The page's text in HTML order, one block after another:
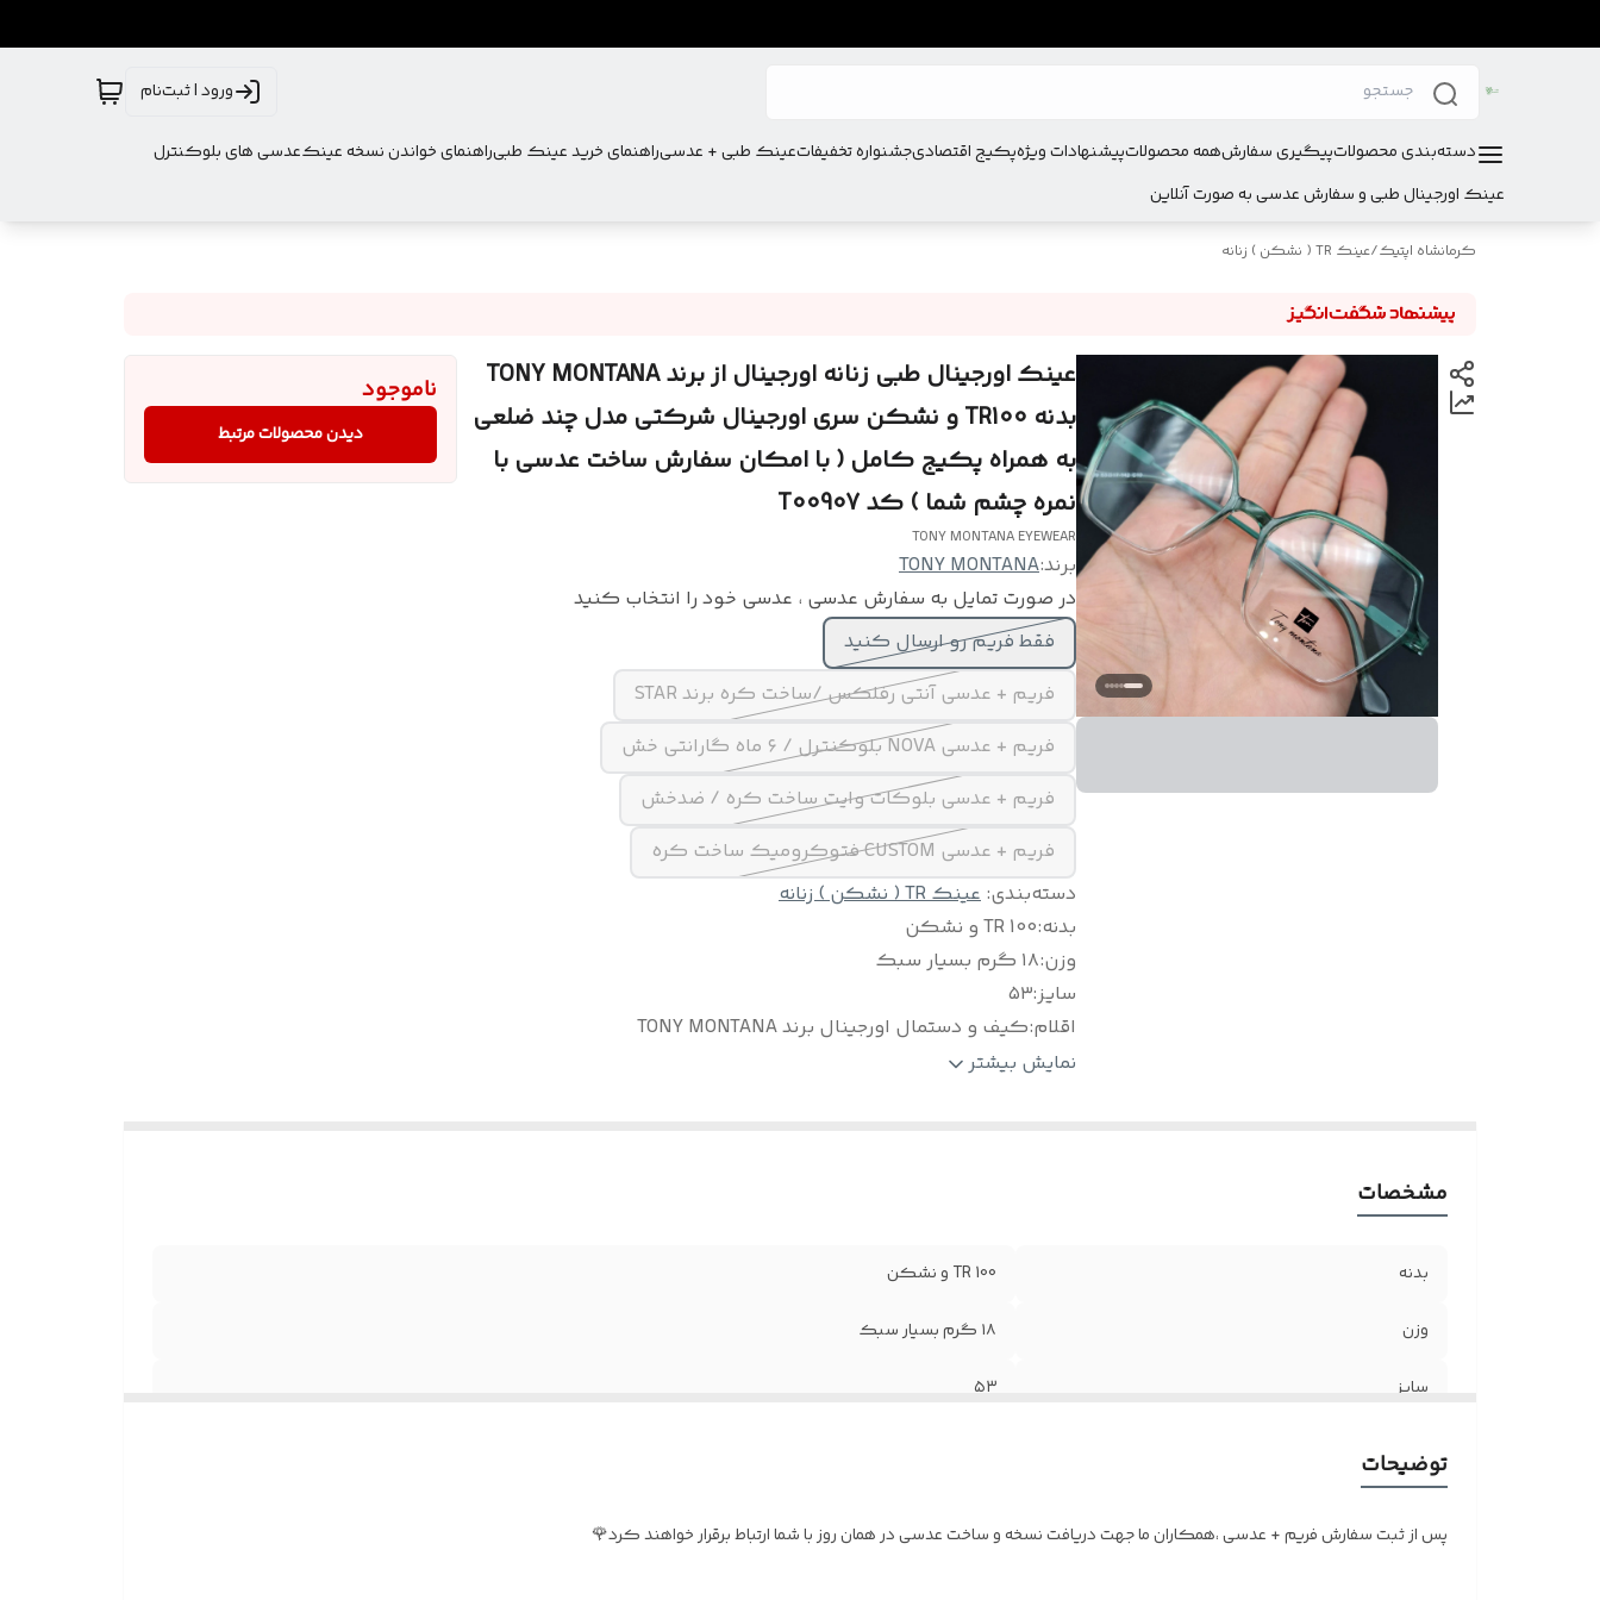
ورود | ثبت‌نام
دسته‌بندی محصولاتپیگیری سفارشهمه محصولاتپیشنهادات ویژهپکیج اقتصادیجشنواره تخفیفاتعینک طبی + عدسیراهنمای خرید عینک طبیراهنمای خواندن نسخه عینکعدسی های بلوکنترل
عینک اورجینال طبی و سفارش عدسی به صورت آنلاین
کرمانشاه اپتیک/عینک TR ( نشکن ) زنانه
عینک اورجینال طبی زنانه اورجینال از برند TONY MONTANA
بدنه TR100 و نشکن سری اورجینال شرکتی مدل چند ضلعی
به همراه پکیج کامل ( با امکان سفارش ساخت عدسی با
نمره چشم شما ) کد T00907
TONY MONTANA EYEWEAR
برند:TONY MONTANA
در صورت تمایل به سفارش عدسی ، عدسی خود را انتخاب کنید
فقط فریم رو ارسال کنید
فریم + عدسی آنتی رفلکس /ساخت کره برند STAR
فریم + عدسی NOVA بلوکنترل / ۶ ماه گارانتی خش
فریم + عدسی بلوکات وایت ساخت کره / ضدخش
فریم + عدسی CUSTOM فتوکرومیک ساخت کره
دسته‌بندی: عینک TR ( نشکن ) زنانه
بدنه:TR 100 و نشکن
وزن:۱۸ گرم بسیار سبک
سایز:۵۳
اقلام:کیف و دستمال اورجینال برند TONY MONTANA
جنس لولا:فنر سوییسینمایش بیشتر
ناموجود
دیدن محصولات مرتبط
مشخصات
بدنه TR 100 و نشکن
وزن ۱۸ گرم بسیار سبک
سایز ۵۳
توضیحات
پس از ثبت سفارش فریم + عدسی ،همکاران ما جهت دریافت نسخه و ساخت عدسی در همان روز با شما ارتباط برقرار خواهند کرد🌹